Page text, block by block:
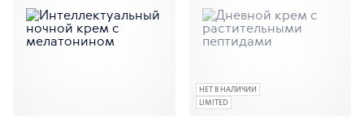
LIMITED
НЕТ В НАЛИЧИИ